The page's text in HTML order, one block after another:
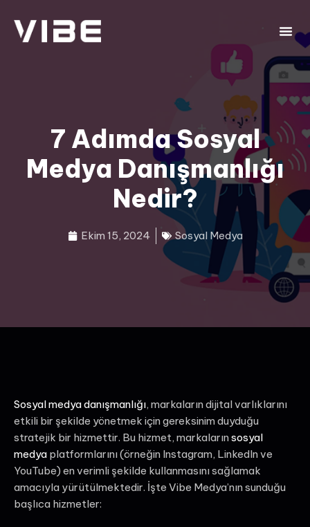
7 Adımda Sosyal
Medya Danışmanlığı
Nedir?
Ekim 15, 2024 Sosyal Medya
Sosyal medya danışmanlığı, markaların dijital varlıklarını
etkili bir şekilde yönetmek için gereksinim duyduğu
stratejik bir hizmettir. Bu hizmet, markalarınsosyal
medya platformlarını (örneğin Instagram, LinkedIn ve
YouTube) en verimli şekilde kullanmasını sağlamak
amacıyla yürütülmektedir. İşte Vibe Medya’nın sunduğu
başlıca hizmetler: